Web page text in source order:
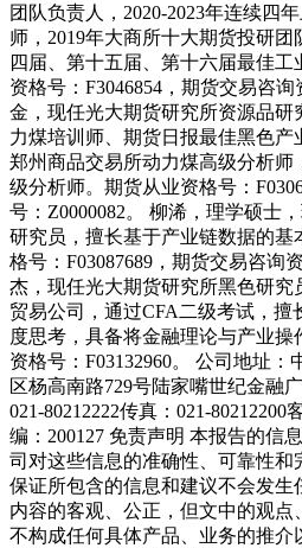
团队负责人，2020-2023年连续四
师，2019年大商所十大期货投研
四届、第十五届、第十六届最佳
资格号：F3046854，期货交易咨
金，现任光大期货研究所资源品研
力煤培训师、期货日报最佳黑色
郑州商品交易所动力煤高级分析师
级分析师。期货从业资格号：
号：Z0000082。 柳浠，理学硕士
研究员，擅长基于产业链数据的基
格号：F03087689，期货交易咨询
杰，现任光大期货研究所黑色研
贸易公司，通过CFA二级考试，擅
度思考，具备将金融理论与产业
资格号：F03132960。 公司地址
区杨高南路729号陆家嘴世纪金融
021-80212222传真：021-80212200
编：200127 免责声明 本报告的信
司对这些信息的准确性、可靠性和
保证所包含的信息和建议不会发
内容的客观、公正，但文中的观
不构成任何具体产品、业务的推介